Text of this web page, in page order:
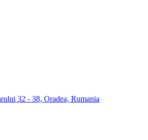
32 - 38, Oradea, Rumania